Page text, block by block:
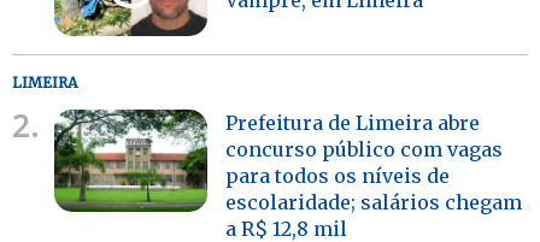
LIMEIRA
2.
Prefeitura de Limeira abre
concurso público com vagas
para todos os níveis de
escolaridade; salários chegam
a R$ 12,8 mil